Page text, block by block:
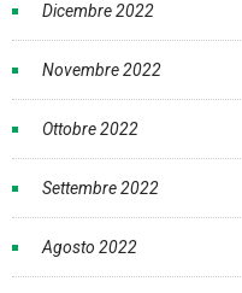
Dicembre 2022
Novembre 2022
Ottobre 2022
Settembre 2022
Agosto 2022